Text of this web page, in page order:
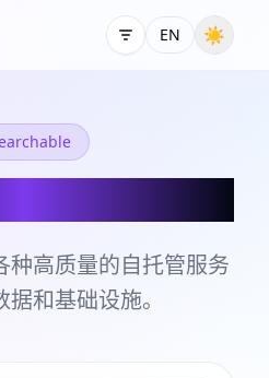
EN ☀
种高质量的自托管服务
和基础设施。